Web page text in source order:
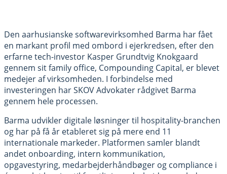
Den aarhusianske softwarevirksomhed Barma har fået
en markant profil med ombord i ejerkredsen, efter den
erfarne tech-investor Kasper Grundtvig Knokgaard
gennem sit family office, Compounding Capital, er blevet
medejer af virksomheden. I forbindelse med
investeringen har SKOV Advokater rådgivet Barma
gennem hele processen.
Barma udvikler digitale løsninger til hospitality-branchen
og har på få år etableret sig på mere end 11
internationale markeder. Platformen samler blandt
andet onboarding, intern kommunikation,
opgavestyring, medarbejderhåndbøger og compliance i